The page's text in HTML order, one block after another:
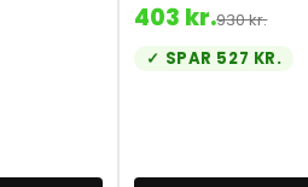
403 kr.930 kr.
SPAR 527 KR.